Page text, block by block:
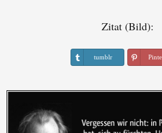
Zitat (Bild):
tumblr